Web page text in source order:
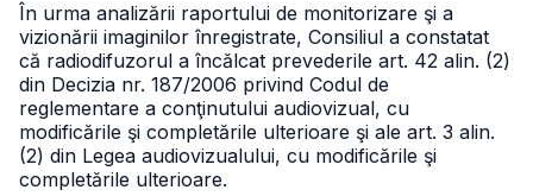
În urma analizării raportului de monitorizare şi a
vizionării imaginilor înregistrate, Consiliul a constatat
că radiodifuzorul a încălcat prevederile art. 42 alin. (2)
din Decizia nr. 187/2006 privind Codul de
reglementare a conţinutului audiovizual, cu
modificările şi completările ulterioare şi ale art. 3 alin.
(2) din Legea audiovizualului, cu modificările şi
completările ulterioare.